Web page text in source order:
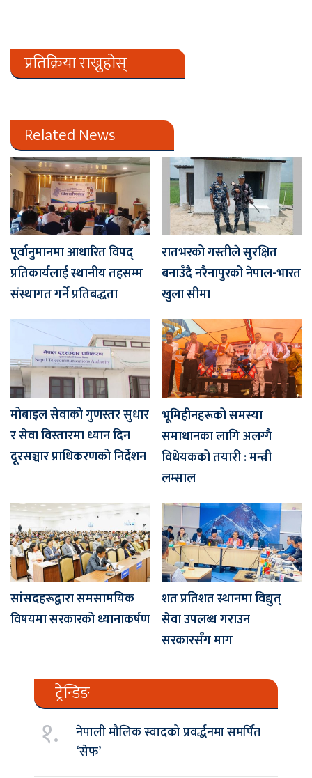
प्रतिक्रिया राख्नुहोस्
Related News
पूर्वानुमानमा आधारित विपद्
प्रतिकार्यलाई स्थानीय तहसम्म
संस्थागत गर्ने प्रतिबद्धता
रातभरको गस्तीले सुरक्षित
बनाउँदै नरैनापुरको नेपाल-भारत
खुला सीमा
मोबाइल सेवाको गुणस्तर सुधार
र सेवा विस्तारमा ध्यान दिन
दूरसञ्चार प्राधिकरणको निर्देशन
भूमिहीनहरूको समस्या
समाधानका लागि अलग्गै
विधेयकको तयारी : मन्त्री
लम्साल
सांसदहरूद्वारा समसामयिक
विषयमा सरकारको ध्यानाकर्षण
शत प्रतिशत स्थानमा विद्युत्
सेवा उपलब्ध गराउन
सरकारसँग माग
ट्रेन्डिङ
१.
नेपाली मौलिक स्वादको प्रवर्द्धनमा समर्पित
‘सेफ’